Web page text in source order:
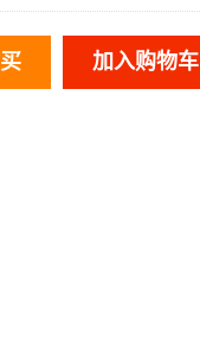
加入购物车